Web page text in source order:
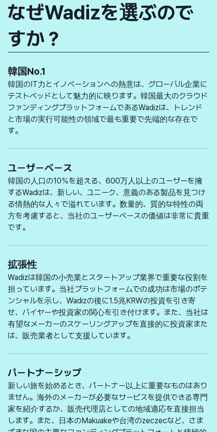
なぜWadizを選ぶので
すか？
韓国No.1
韓国のIT力とイノベーションへの熱意は、グローバル企業に
テストベッドとして魅力的に映ります。韓国最大のクラウド
ファンディングプラットフォームであるWadizは、トレンド
と市場の実行可能性の領域で最も重要で先端的な存在で
す。
ユーザーベース
韓国の人口の10％を超える、600万人以上のユーザーを擁
するWadizは、新しい、ユニーク、意義のある製品を見つけ
る情熱的な人々で溢れています。数量的、質的な特性の両
方を考慮すると、当社のユーザーベースの価値は非常に貴重
です。
拡張性
Wadizは韓国の小売業とスタートアップ業界で重要な役割を
担っています。当社プラットフォームでの成功は市場のポテ
ンシャルを示し、Wadizの後に1.5兆KRWの投資を引き寄
せ、バイヤーや投資家の関心を引き付けます。また、当社は
有望なメーカーのスケーリングアップを直接的に投資家また
は、販売業者として支援しています。
パートナーシップ
新しい旅を始めるとき、パートナー以上に重要なものはあり
ません。海外のメーカーが必要なサービスを提供できる専門
家を紹介するか、販売代理店としての地域適応を直接担当
します。また、日本のMakuakeや台湾のzeczecなど、さま